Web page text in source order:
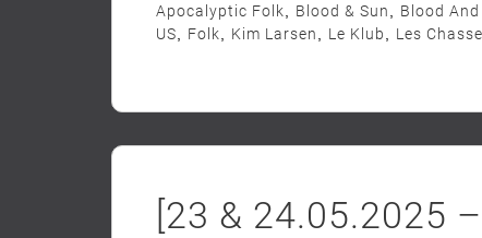
Apocalyptic Folk
Blood & Sun Blood And
US
Folk Kim Larsen Le Klub Les
[23 & 24.05.2025